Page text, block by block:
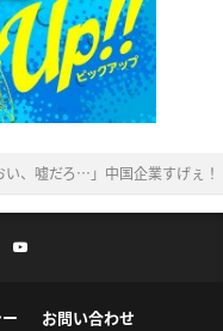
い、嘘だろ…」中国企業すげぇ
お問い合わせ